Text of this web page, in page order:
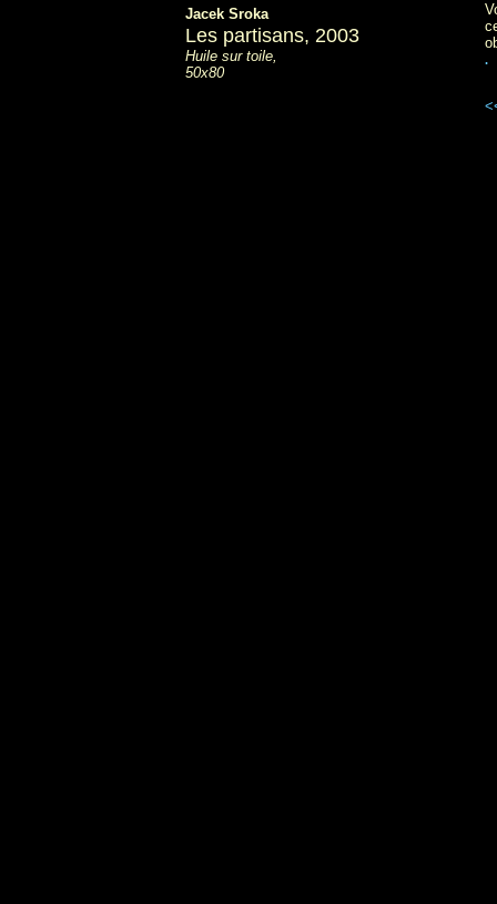
Jacek Sroka
Les partisans, 2003
Huile sur toile,
50x80
.